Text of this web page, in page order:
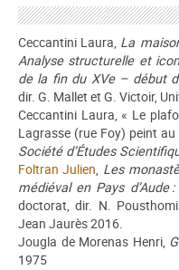
Ceccantini Laura, La
Analyse structurelle et
de la fin du XVe – début
dir. G. Mallet et G. Victoir,
Ceccantini Laura, « Le
Lagrasse (rue Foy) peint
Société d’Études
Foltran Julien, Les
médiéval en Pays d’Aude
doctorat, dir. N.
Jean Jaurès 2016.
Jougla de Morenas Henri,
1975